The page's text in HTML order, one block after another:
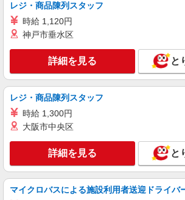
レジ・商品陳列スタッフ
時給 1,120円
神戸市垂水区
詳細を見る と
レジ・商品陳列スタッフ
時給 1,300円
大阪市中央区
詳細を見る と
マイクロバスによる施設利用者送迎ドライバ